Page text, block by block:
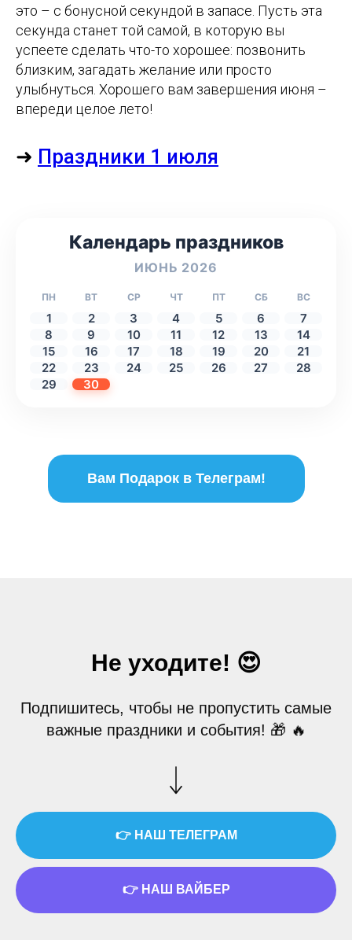
это – с бонусной секундой в запасе. Пусть эта
секунда станет той самой, в которую вы
успеете сделать что-то хорошее: позвонить
близким, загадать желание или просто
улыбнуться. Хорошего вам завершения июня –
впереди целое лето!
➜ Праздники 1 июля
Календарь праздников
ИЮНЬ 2026
ПН ВТ СР ЧТ ПТ СБ ВС
1 2 3 4 5 6
7
8
9 10 11 12 13
14
15
16 17 18 19 20
21
22
23 24 25 26 27
28
29
30
Вам Подарок в Телеграм!
Не уходите! 😍
Подпишитесь, чтобы не пропустить самые
важные праздники и события! 🎁 🔥
👉 НАШ ТЕЛЕГРАМ
👉 НАШ ВАЙБЕР